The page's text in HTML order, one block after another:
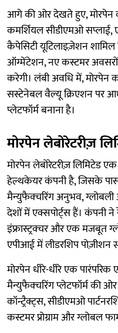
आगे की ओर देखते हुए, मोरपेन
कमर्शियल सीडीएमओ सप्लाई,
कैपेसिटी यूटिलाइज़ेशन
ऑग्मेंटेशन, नए कस्टमर
करेगी। लंबी अवधि में, मोरपेन
सस्टेनेबल वैल्यू क्रिएशन पर
प्लेटफॉर्म बनाना है।
मोरपेन लेबोरेटरीज़
मोरपेन लेबोरेटरीज़ लिमिटेड
हेल्थकेयर कंपनी है, जिसके
मैन्युफैक्चरिंग अनुभव, ग्लोबली
देशों में एक्सपोर्ट्स हैं। कंपनी
इंफ्रास्ट्रक्चर और एक मजबूत
एपीआई में लीडरशिप पोज़ीशन
मोरपेन धीरे-धीरे एक
मैन्युफैक्चरिंग प्लेटफॉर्म की
कॉन्ट्रैक्ट्स, सीडीएमओ
कस्टमर प्रोग्राम और ग्लोबल